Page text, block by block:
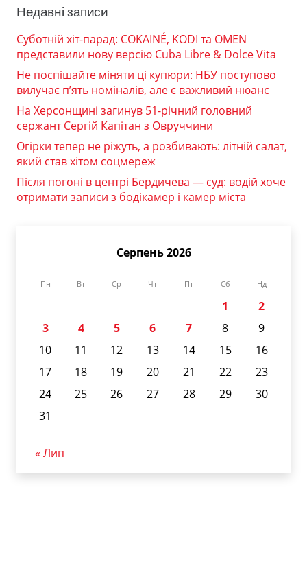
Недавні записи
Суботній хіт-парад: COKAINÉ, KODI та OMEN
представили нову версію Cuba Libre & Dolce Vita
Не поспішайте міняти ці купюри: НБУ поступово
вилучає п’ять номіналів, але є важливий нюанс
На Херсонщині загинув 51-річний головний
сержант Сергій Капітан з Овруччини
Огірки тепер не ріжуть, а розбивають: літній салат,
який став хітом соцмереж
Після погоні в центрі Бердичева — суд: водій хоче
отримати записи з бодікамер і камер міста
Серпень 2026
Пн Вт Ср Чт Пт Сб Нд
1
2
3
4 5 6 7 8
9
10
11 12 13 14 15
16
17
18 19 20 21 22
23
24
25 26 27 28 29
30
31
« Лип